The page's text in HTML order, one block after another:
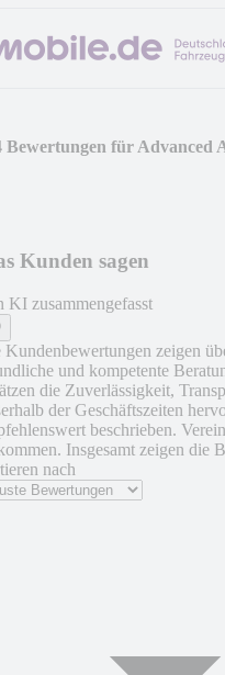
Bewertungen für Advanced
Kunden sagen
KI zusammengefasst
Kundenbewertungen zeigen
und kompetente
die Zuverlässigkeit,
der Geschäftszeiten
beschrieben.
Insgesamt zeigen die
nach